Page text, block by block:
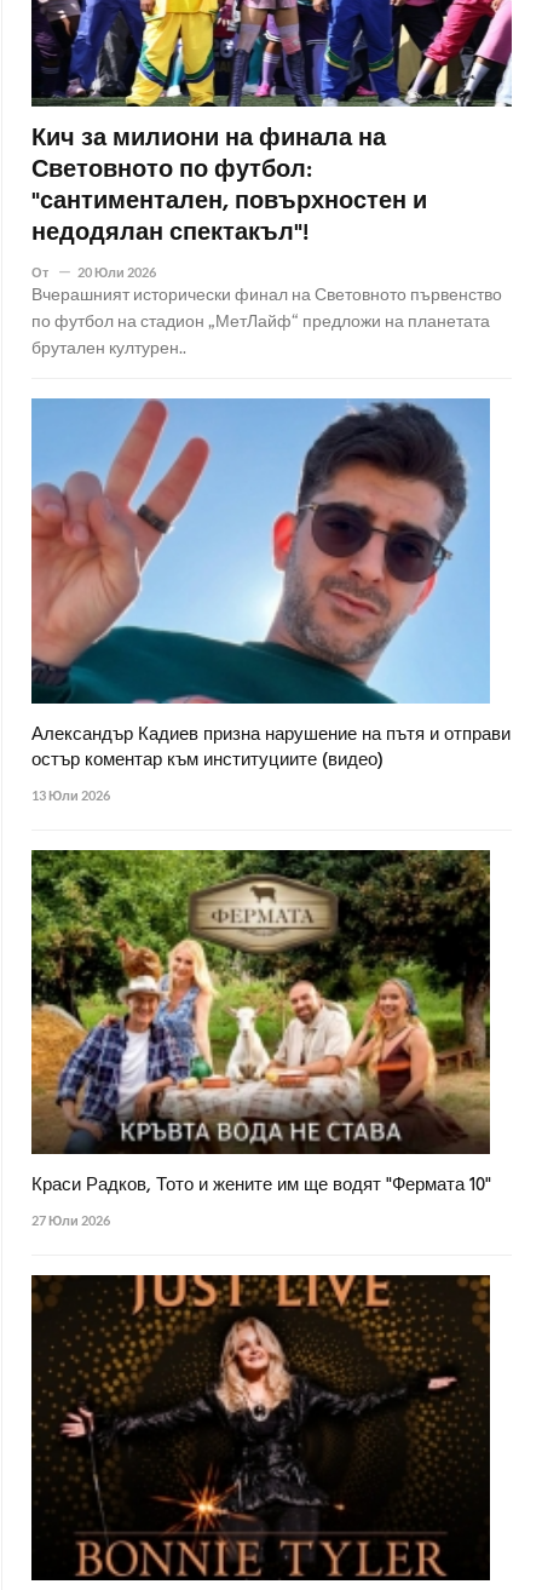
Кич за милиони на финала на
Световното по футбол:
"сантиментален, повърхностен и
недодялан спектакъл"!
От 20 Юли 2026
Вчерашният исторически финал на Световното първенство
по футбол на стадион „МетЛайф“ предложи на планетата
брутален културен..
Александър Кадиев призна нарушение на пътя и отправи
остър коментар към институциите (видео)
13 Юли 2026
Краси Радков, Тото и жените им ще водят "Фермата 10"
27 Юли 2026